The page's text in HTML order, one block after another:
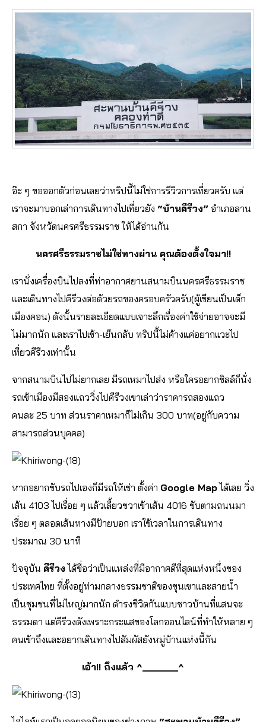
อ๊ะ ๆ ขอออกตัวก่อนเลยว่าทริปนี้ไม่ใช่การรีวิวการเที่ยวครับ แต่
เราจะมาบอกเล่าการเดินทางไปเที่ยวยัง “บ้านคีรีวง” อำเภอลาน
สกา จังหวัดนครศรีธรรมราช ให้ได้อ่านกัน
นครศรีธรรมราชไม่ใช่ทางผ่าน คุณต้องตั้งใจมา!!
เรานั่งเครื่องบินไปลงที่ท่าอากาศยานสนามบินนครศรีธรรมราช
และเดินทางไปคีรีวงต่อด้วยรถของครอบครัวครับ(ผู้เขียนเป็นเด็ก
เมืองคอน) ดังนั้นรายละเอียดแบบเจาะลึกเรื่องค่าใช้จ่ายอาจจะมี
ไม่มากนัก และเราไปเช้า-เย็นกลับ ทริปนี้ไม่ค้างแค่อยากแวะไป
เที่ยวคีรีวงเท่านั้น
จากสนามบินไปไม่ยากเลย มีรถเหมาไปส่ง หรือใครอยากชิลล์ก็นั่ง
รถเข้าเมืองมีสองแถววิ่งไปคีรีวงเขาเล่าว่าราคารถสองแถว
คนละ 25 บาท ส่วนราคาเหมาก็ไม่เกิน 300 บาท(อยู่กับความ
สามารถส่วนบุคคล)
หากอยากขับรถไปเองก็มีรถให้เช่า ตั้งค่า Google Mapได้เลย วิ่ง
เส้น 4103 ไปเรื่อย ๆ แล้วเลี้ยวขวาเข้าเส้น 4016 ขับตามถนนมา
เรื่อย ๆ ตลอดเส้นทางมีป้ายบอก เราใช้เวลาในการเดินทาง
ประมาณ 30 นาที
ปัจจุบัน คีรีวง ได้ชื่อว่าเป็นแหล่งที่มีอากาศดีที่สุดแห่งหนึ่งของ
ประเทศไทย ที่ตั้งอยู่ท่ามกลางธรรมชาติของขุนเขาและสายน้ำ
เป็นชุมชนที่ไม่ไหญ่มากนัก ดำรงชีวิตกันแบบชาวบ้านที่แสนจะ
ธรรมดา แต่คีรีวงดังเพราะกระแสของโลกออนไลน์ที่ทำให้หลาย ๆ
คนเข้าถึงและอยากเดินทางไปสัมผัสยังหมู่บ้านแห่งนี้กัน
เอ้า!! ถึงแล้ว ^______^